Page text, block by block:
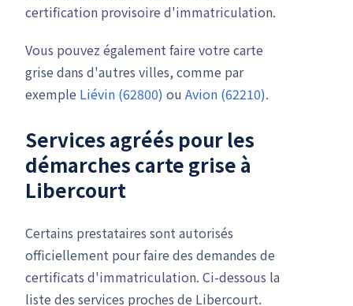
certification provisoire d'immatriculation.
Vous pouvez également faire votre carte
grise dans d'autres villes, comme par
exemple Liévin (62800) ou Avion (62210).
Services agréés pour les
démarches carte grise à
Libercourt
Certains prestataires sont autorisés
officiellement pour faire des demandes de
certificats d'immatriculation. Ci-dessous la
liste des services proches de Libercourt.